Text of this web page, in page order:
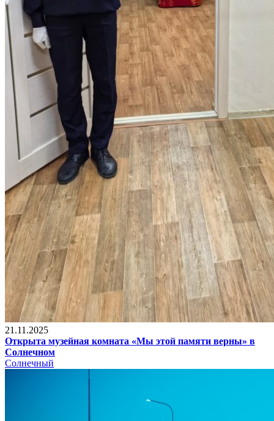
21.11.2025
Открыта музейная комната «Мы этой памяти верны» в
Солнечном
Солнечный